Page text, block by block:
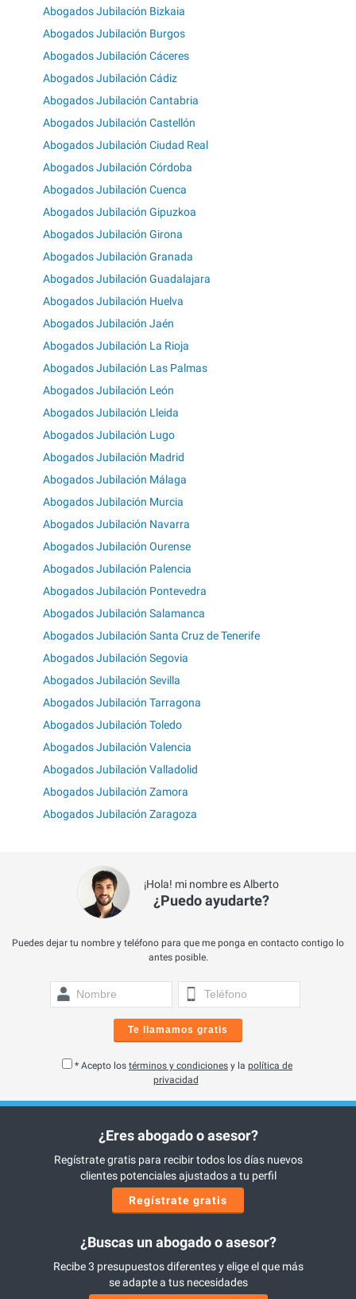
Abogados Jubilación Bizkaia
Abogados Jubilación Burgos
Abogados Jubilación Cáceres
Abogados Jubilación Cádiz
Abogados Jubilación Cantabria
Abogados Jubilación Castellón
Abogados Jubilación Ciudad Real
Abogados Jubilación Córdoba
Abogados Jubilación Cuenca
Abogados Jubilación Gipuzkoa
Abogados Jubilación Girona
Abogados Jubilación Granada
Abogados Jubilación Guadalajara
Abogados Jubilación Huelva
Abogados Jubilación Jaén
Abogados Jubilación La Rioja
Abogados Jubilación Las Palmas
Abogados Jubilación León
Abogados Jubilación Lleida
Abogados Jubilación Lugo
Abogados Jubilación Madrid
Abogados Jubilación Málaga
Abogados Jubilación Murcia
Abogados Jubilación Navarra
Abogados Jubilación Ourense
Abogados Jubilación Palencia
Abogados Jubilación Pontevedra
Abogados Jubilación Salamanca
Abogados Jubilación Santa Cruz de Tenerife
Abogados Jubilación Segovia
Abogados Jubilación Sevilla
Abogados Jubilación Tarragona
Abogados Jubilación Toledo
Abogados Jubilación Valencia
Abogados Jubilación Valladolid
Abogados Jubilación Zamora
Abogados Jubilación Zaragoza
¡Hola! mi nombre es Alberto
¿Puedo ayudarte?
Puedes dejar tu nombre y teléfono para que me ponga en contacto contigo lo
antes posible.
Te llamamos gratis
* Acepto los términos y condiciones y la política de
privacidad
¿Eres abogado o asesor?
Regístrate gratis para recibir todos los días nuevos
clientes potenciales ajustados a tu perfil
Regístrate gratis
¿Buscas un abogado o asesor?
Recibe 3 presupuestos diferentes y elige el que más
se adapte a tus necesidades